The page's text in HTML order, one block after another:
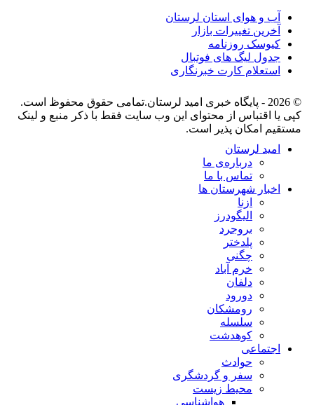
آب و هوای استان لرستان
آخرین تغییرات بازار
کیوسک روزنامه
جدول لیگ های فوتبال
استعلام کارت خبرنگاری
© 2026 - پایگاه خبری اميد لرستان.تمامی حقوق محفوظ است.
کپی یا اقتباس از محتوای این وب سایت فقط با ذکر منبع و لینک
مستقیم امکان پذیر است.
امید لرستان
درباره‌ی ما
تماس با ما
اخبار شهرستان ها
ازنا
الیگودرز
بروجرد
پلدختر
چگنی
خرم آباد
دلفان
دورود
رومشکان
سلسله
کوهدشت
اجتماعی
حوادث
سفر و گردشگری
محیط زیست
هواشناسی